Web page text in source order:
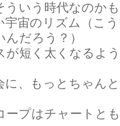
ういう時代なのか
宇宙のリズム（こ
んだろう？）
が短く太くなるよ
に、もっとちゃん
ープはチャートと